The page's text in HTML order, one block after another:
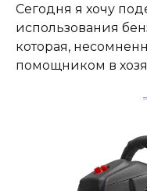
Сегодня я хочу
использования
которая,
помощником в